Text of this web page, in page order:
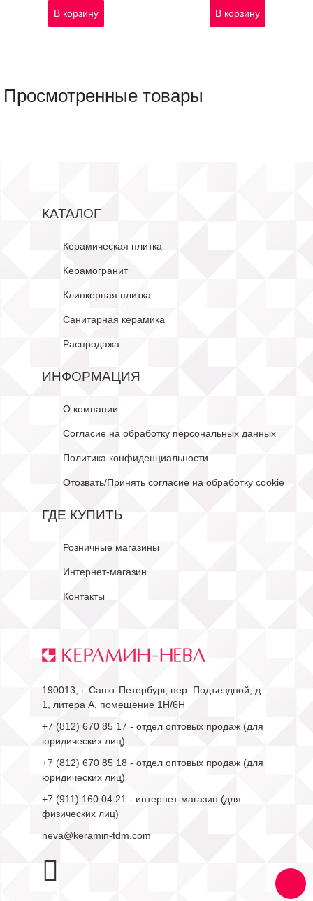
В корзину В корзину
Просмотренные товары
КАТАЛОГ
Керамическая плитка
Керамогранит
Клинкерная плитка
Санитарная керамика
Распродажа
ИНФОРМАЦИЯ
О компании
Согласие на обработку персональных данных
Политика конфиденциальности
Отозвать/Принять согласие на обработку cookie
ГДЕ КУПИТЬ
Розничные магазины
Интернет-магазин
Контакты
190013, г. Санкт-Петербург, пер. Подъездной, д.
1, литера А, помещение 1Н/6Н
+7 (812) 670 85 17 - отдел оптовых продаж (для
юридических лиц)
+7 (812) 670 85 18 - отдел оптовых продаж (для
юридических лиц)
+7 (911) 160 04 21 - интернет-магазин (для
физических лиц)
neva@keramin-tdm.com